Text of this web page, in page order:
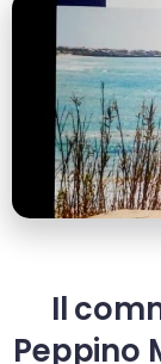
Il
Peppino